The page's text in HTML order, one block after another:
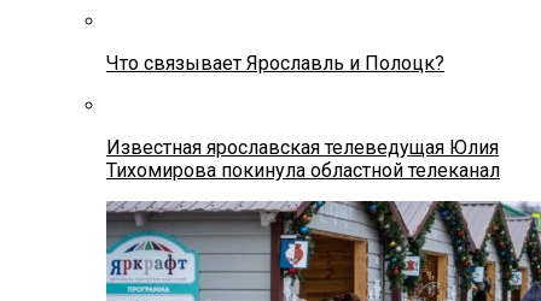
Что связывает Ярославль и Полоцк?
Известная ярославская телеведущая Юлия
Тихомирова покинула областной телеканал